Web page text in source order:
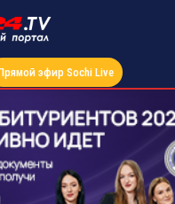
эфир Sochi Live